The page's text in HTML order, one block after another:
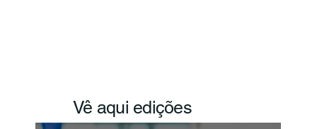
Vê aqui edições